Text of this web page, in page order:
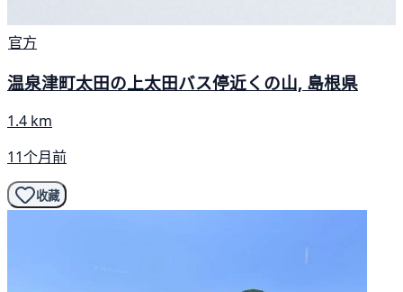
官方
温泉津町太田の上太田バス停近くの山, 島根県
1.4 km
11个月前
收藏